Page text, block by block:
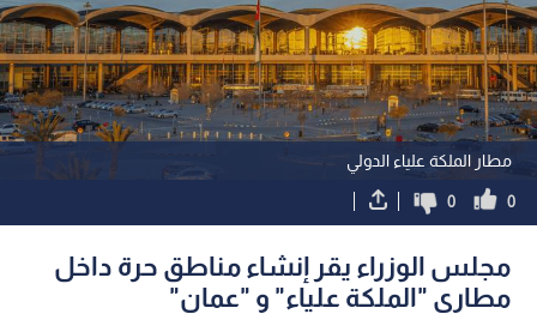
مطار الملكة علياء الدولي
0
0
مجلس الوزراء يقر إنشاء مناطق حرة داخل
مطاري "الملكة علياء" و "عمان"